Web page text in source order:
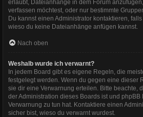
erlaubt, Dateianhänge in dem Forum
verfassen möchtest, oder nur bestimmte
Du kannst einen Administrator kontaktieren,
wieso du keine Dateianhänge anfügen kannst.
Nach oben
Weshalb wurde ich verwarnt?
In jedem Board gibt es eigene Regeln, die
festgelegt werden. Wenn du gegen eine dieser
sie dir eine Verwarnung erteilen. Bitte beachte,
der Administration dieses Boards ist und
Verwarnung zu tun hat. Kontaktiere einen
sicher bist, wieso du verwarnt wurdest.